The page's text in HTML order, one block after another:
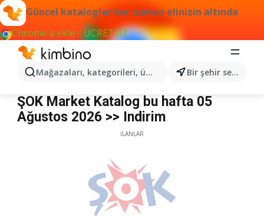
Güncel kataloglar her zaman elinizin altında
Chrome'a ekle - ÜCRETSİZ
Mağazaları, kategorileri, ürünleri arayın... Bir şehir seçin
Şok Market
ŞOK Market Katalog bu hafta 05
Ağustos 2026 >> Indirim
İLANLAR